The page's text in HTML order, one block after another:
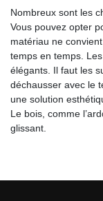
Nombreux sont les
Vous pouvez opter
matériau ne
temps en temps.
élégants. Il faut les
déchausser avec le
une solution
Le bois, comme
glissant.